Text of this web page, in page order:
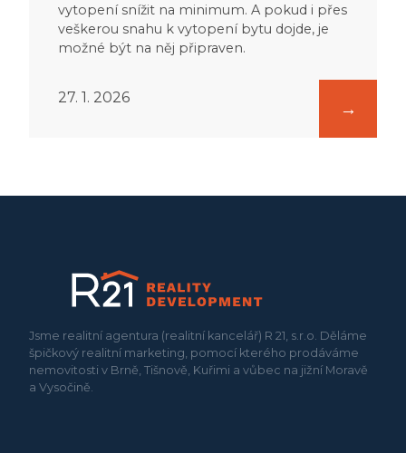
vytopení snížit na minimum. A pokud i přes
veškerou snahu k vytopení bytu dojde, je
možné být na něj připraven.
27. 1. 2026
Jsme realitní agentura (realitní kancelář) R 21, s.r.o. Děláme
špičkový realitní marketing, pomocí kterého prodáváme
nemovitosti v Brně, Tišnově, Kuřimi a vůbec na jižní Moravě
a Vysočině.